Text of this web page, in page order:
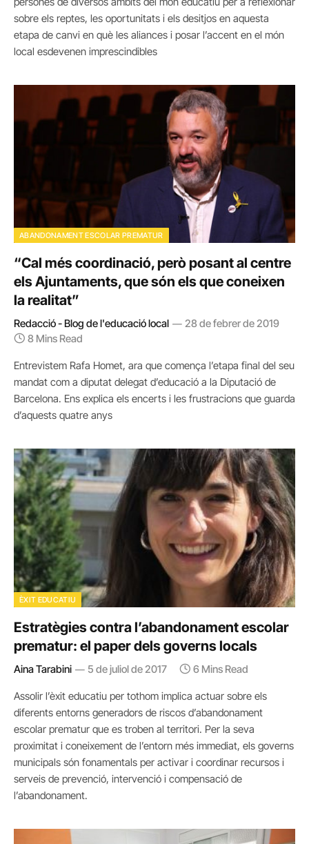
sobre els reptes, les oportunitats i els desitjos en aquesta
etapa de canvi en què les aliances i posar l’accent en el món
local esdevenen imprescindibles
ABANDONAMENT ESCOLAR PREMATUR
“Cal més coordinació, però posant al centre
els Ajuntaments, que són els que coneixen
la realitat”
Redacció - Blog de l'educació local
28 de febrer de 2019
8 Mins Read
Entrevistem Rafa Homet, ara que comença l’etapa final del seu
mandat com a diputat delegat d’educació a la Diputació de
Barcelona. Ens explica els encerts i les frustracions que guarda
d’aquests quatre anys
ÈXIT EDUCATIU
Estratègies contra l’abandonament escolar
prematur: el paper dels governs locals
Aina Tarabini 5 de juliol de 2017 6 Mins Read
Assolir l’èxit educatiu per tothom implica actuar sobre els
diferents entorns generadors de riscos d’abandonament
escolar prematur que es troben al territori. Per la seva
proximitat i coneixement de l’entorn més immediat, els governs
municipals són fonamentals per activar i coordinar recursos i
serveis de prevenció, intervenció i compensació de
l’abandonament.